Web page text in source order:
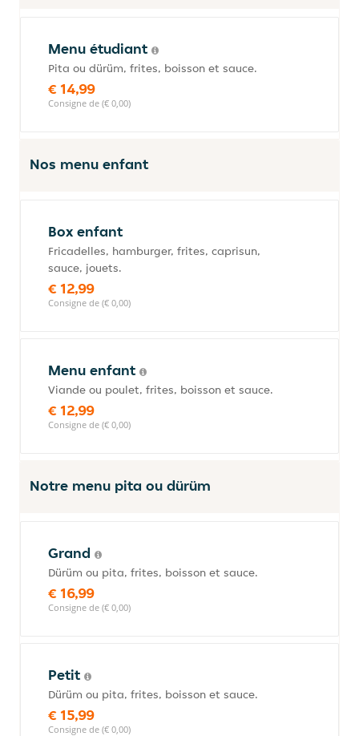
Menu étudiant
Pita ou dürüm, frites, boisson et sauce.
€ 14,99
Consigne de (€ 0,00)
Nos menu enfant
Box enfant
Fricadelles, hamburger, frites, caprisun,
sauce, jouets.
€ 12,99
Consigne de (€ 0,00)
Menu enfant
Viande ou poulet, frites, boisson et sauce.
€ 12,99
Consigne de (€ 0,00)
Notre menu pita ou dürüm
Grand
Dürüm ou pita, frites, boisson et sauce.
€ 16,99
Consigne de (€ 0,00)
Petit
Dürüm ou pita, frites, boisson et sauce.
€ 15,99
Consigne de (€ 0,00)